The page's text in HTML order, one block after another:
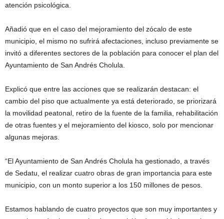
atención psicológica.
Añadió que en el caso del mejoramiento del zócalo de este
municipio, el mismo no sufrirá afectaciones, incluso previamente se
invitó a diferentes sectores de la población para conocer el plan del
Ayuntamiento de San Andrés Cholula.
Explicó que entre las acciones que se realizarán destacan: el
cambio del piso que actualmente ya está deteriorado, se priorizará
la movilidad peatonal, retiro de la fuente de la familia, rehabilitación
de otras fuentes y el mejoramiento del kiosco, solo por mencionar
algunas mejoras.
“El Ayuntamiento de San Andrés Cholula ha gestionado, a través
de Sedatu, el realizar cuatro obras de gran importancia para este
municipio, con un monto superior a los 150 millones de pesos.
Estamos hablando de cuatro proyectos que son muy importantes y